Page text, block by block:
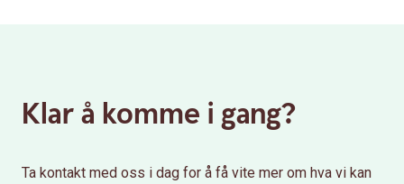
Klar å komme i gang?
Ta kontakt med oss i dag for å få vite mer om hva vi kan